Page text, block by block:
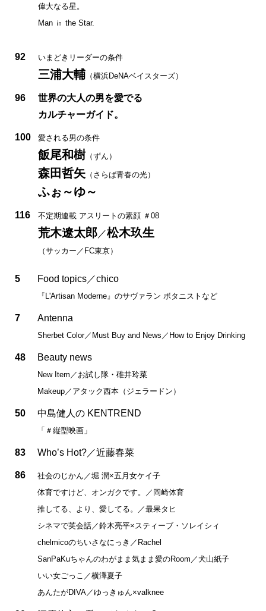
偉大なる星。
Man ㏌ the Star.
92 いまどきリーダーの条件
三浦大輔 （横浜DeNAベイスターズ）
96
世界の大人の男を愛でる
カルチャーガイド。
100 愛される男の条件
飯尾和樹 （ずん）
森田哲矢 （さらば青春の光）
ふぉ～ゆ～
116 不定期連載 アスリートの素顔 ＃08
荒木遼太郎／松木玖生
（サッカー／FC東京）
5 Food topics／chico
『L'Artisan Moderne』のサヴァラン ボタニストなど
7 Antenna
Sherbet Color／Must Buy and News／How to Enjoy Drinking
48 Beauty news
New Item／お試し隊・碓井玲菜
Makeup／アタック西本（ジェラードン）
50 中島健人の KENTREND
「＃縦型映画」
83 Who’s Hot?／近藤春菜
86
社会のじかん／堀 潤×五月女ケイ子
体育ですけど、オンガクです。／岡崎体育
推してる、より、愛してる。／最果タヒ
シネマで英会話／鈴木亮平×スティーブ・ソレイシィ
chelmicoのちいさなにっき／Rachel
SanPaKuちゃんのわがまま気まま愛のRoom／犬山紙子
いい女ごっこ／横澤夏子
あんたがDIVA／ゆっきゅん×valknee